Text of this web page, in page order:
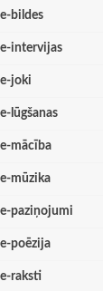
e-bildes
e-intervijas
e-joki
e-lūgšanas
e-mācība
e-mūzika
e-paziņojumi
e-poēzija
e-raksti